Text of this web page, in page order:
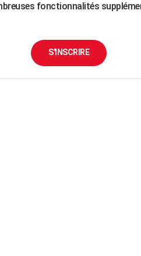
fonctionnalités
S'INSCRIRE